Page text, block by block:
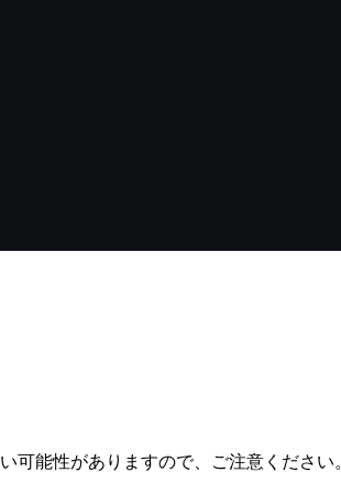
能性がありますので、ご注意ください。